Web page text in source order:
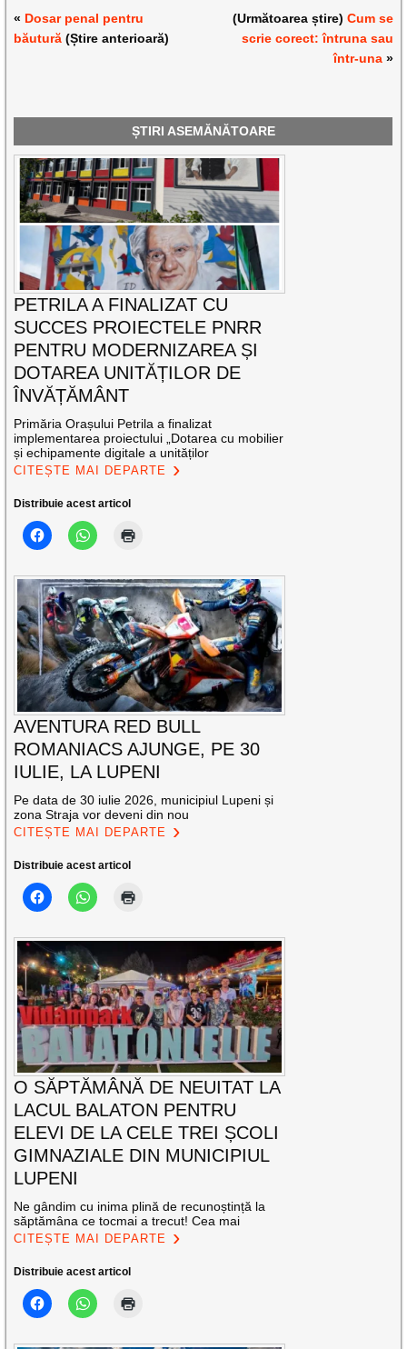
« Dosar penal pentru
băutură (Știre anterioară)
(Următoarea știre) Cum se
scrie corect: întruna sau
într-una»
ȘTIRI ASEMĂNĂTOARE
PETRILA A FINALIZAT CU
SUCCES PROIECTELE PNRR
PENTRU MODERNIZAREA ȘI
DOTAREA UNITĂȚILOR DE
ÎNVĂȚĂMÂNT
Primăria Orașului Petrila a finalizat
implementarea proiectului „Dotarea cu mobilier
și echipamente digitale a unităților
CITEȘTE MAI DEPARTE
Distribuie acest articol
AVENTURA RED BULL
ROMANIACS AJUNGE, PE 30
IULIE, LA LUPENI
Pe data de 30 iulie 2026, municipiul Lupeni și
zona Straja vor deveni din nou
CITEȘTE MAI DEPARTE
Distribuie acest articol
O SĂPTĂMÂNĂ DE NEUITAT LA
LACUL BALATON PENTRU
ELEVI DE LA CELE TREI ȘCOLI
GIMNAZIALE DIN MUNICIPIUL
LUPENI
Ne gândim cu inima plină de recunoștință la
săptămâna ce tocmai a trecut! Cea mai
CITEȘTE MAI DEPARTE
Distribuie acest articol